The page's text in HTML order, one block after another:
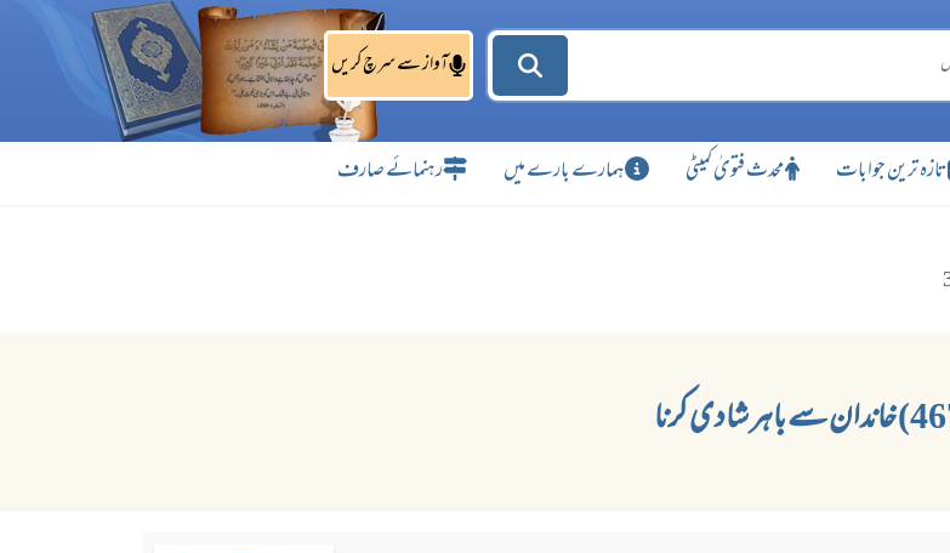
آواز سے سرچ کریں
تازہ ترین جوابات محدث فتویٰ کمیٹی ہمارے بارے میں رہنمائے صارف